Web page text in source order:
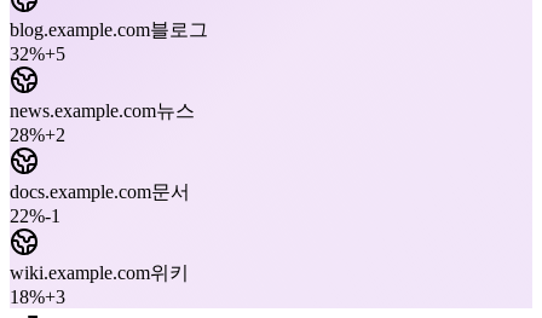
blog.example.com블로그
32%+5
news.example.com뉴스
28%+2
docs.example.com문서
22%-1
wiki.example.com위키
18%+3